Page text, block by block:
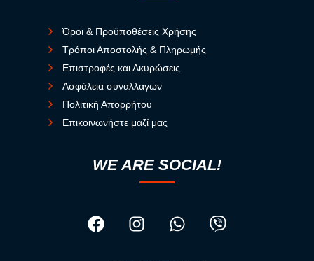
Όροι & Προϋποθέσεις Χρήσης
Τρόποι Αποστολής & Πληρωμής
Επιστροφές και Ακυρώσεις
Ασφάλεια συναλλαγών
Πολιτική Απορρήτου
Επικοινωνήστε μαζί μας
WE ARE SOCIAL!